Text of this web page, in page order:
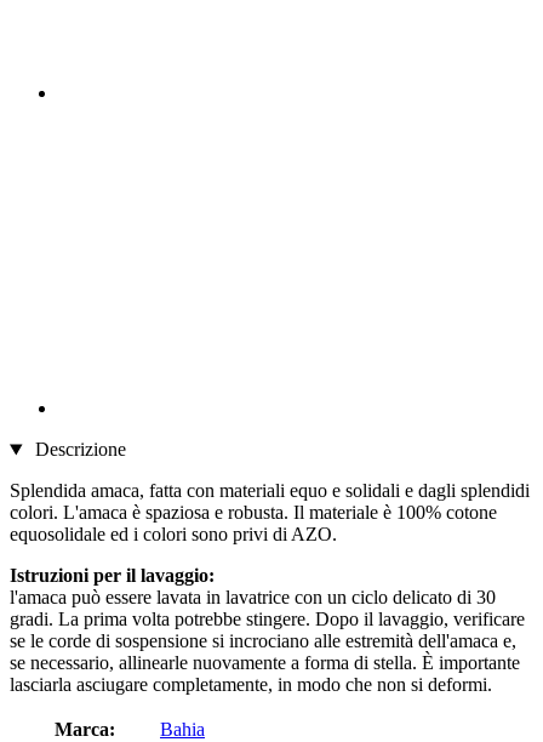
Descrizione
Splendida amaca, fatta con materiali equo e solidali e dagli splendidi
colori. L'amaca è spaziosa e robusta. Il materiale è 100% cotone
equosolidale ed i colori sono privi di AZO.
Istruzioni per il lavaggio:
l'amaca può essere lavata in lavatrice con un ciclo delicato di 30
gradi. La prima volta potrebbe stingere. Dopo il lavaggio, verificare
se le corde di sospensione si incrociano alle estremità dell'amaca e,
se necessario, allinearle nuovamente a forma di stella. È importante
lasciarla asciugare completamente, in modo che non si deformi.
Marca:
Bahia